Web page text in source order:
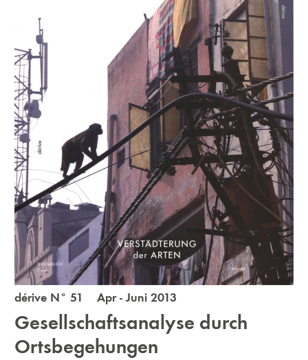
dérive N° 51 Apr - Juni 2013
Gesellschaftsanalyse durch
Ortsbegehungen